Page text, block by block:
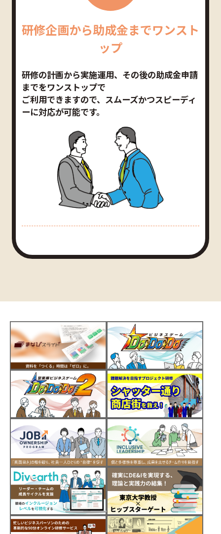
研修企画から助成金までワンスト
ップ
研修の計画から実施運用、その後の助成金申請
までをワンストップで
ご利用できますので、スムーズかつスピーディ
ーに対応が可能です。